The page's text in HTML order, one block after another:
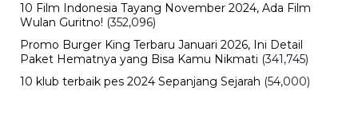
10 Film Indonesia Tayang November 2024, Ada Film
Wulan Guritno! (352,096)
Promo Burger King Terbaru Januari 2026, Ini Detail
Paket Hematnya yang Bisa Kamu Nikmati (341,745)
10 klub terbaik pes 2024 Sepanjang Sejarah (54,000)